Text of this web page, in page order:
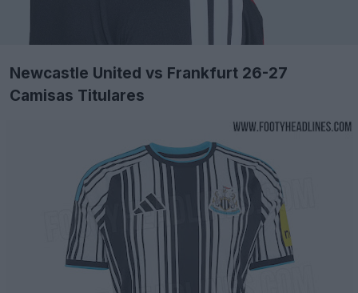
Newcastle United vs Frankfurt 26-27
Camisas Titulares